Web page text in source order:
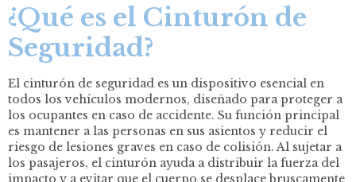
¿Qué es el Cinturón de
Seguridad?
El cinturón de seguridad es un dispositivo esencial en
todos los vehículos modernos, diseñado para proteger a
los ocupantes en caso de accidente. Su función principal
es mantener a las personas en sus asientos y reducir el
riesgo de lesiones graves en caso de colisión. Al sujetar a
los pasajeros, el cinturón ayuda a distribuir la fuerza del
impacto y a evitar que el cuerpo se desplace bruscamente